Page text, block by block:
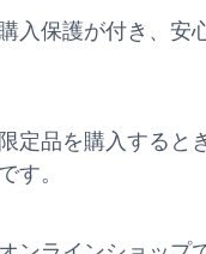
入保護が付き、安
定品を購入すると
す。